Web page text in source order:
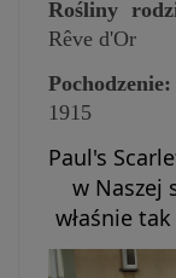
Rośliny
Rêve d'Or
Pochodzenie:
1915
Paul's
w Naszej
właśnie